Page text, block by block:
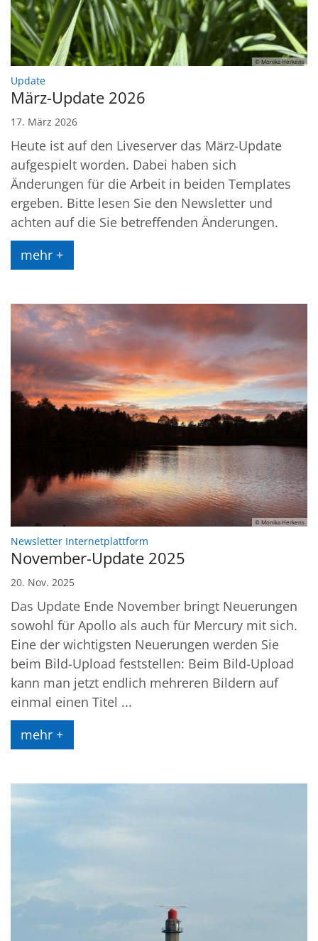
© Monika Herkens
Update:
März-Update 2026
17. März 2026
Heute ist auf den Liveserver das März-Update
aufgespielt worden. Dabei haben sich
Änderungen für die Arbeit in beiden Templates
ergeben. Bitte lesen Sie den Newsletter und
achten auf die Sie betreffenden Änderungen.
mehr +
© Monika Herkens
Newsletter Internetplattform
November-Update 2025
20. Nov. 2025
Das Update Ende November bringt Neuerungen
sowohl für Apollo als auch für Mercury mit sich.
Eine der wichtigsten Neuerungen werden Sie
beim Bild-Upload feststellen: Beim Bild-Upload
kann man jetzt endlich mehreren Bildern auf
einmal einen Titel ...
mehr +